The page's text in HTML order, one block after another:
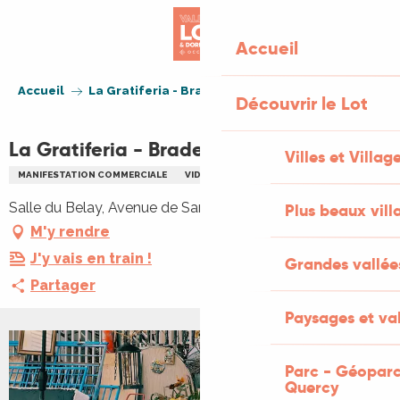
Accueil
Découvrir le Lot
Villes et
Plus beaux
Grandes
Paysages et
Parc -
Quercy
Accueil La Gratiferia - Braderie
La Gratiferia - Braderie
MANIFESTATION COMMERCIALE VIDE GRENIERS BRADERIE
Salle du Belay, Avenue de Sarlat, 46200 Souillac
M'y rendre
J'y vais en train !
Partager